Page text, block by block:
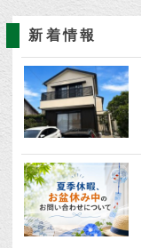
新着情報